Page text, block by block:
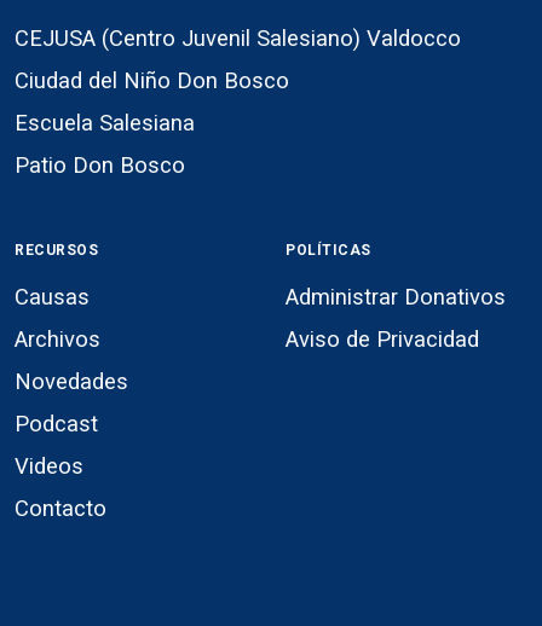
CEJUSA (Centro Juvenil Salesiano) Valdocco
Ciudad del Niño Don Bosco
Escuela Salesiana
Patio Don Bosco
RECURSOS
Causas
Archivos
Novedades
Podcast
Videos
Contacto
POLÍTICAS
Administrar Donativos
Aviso de Privacidad